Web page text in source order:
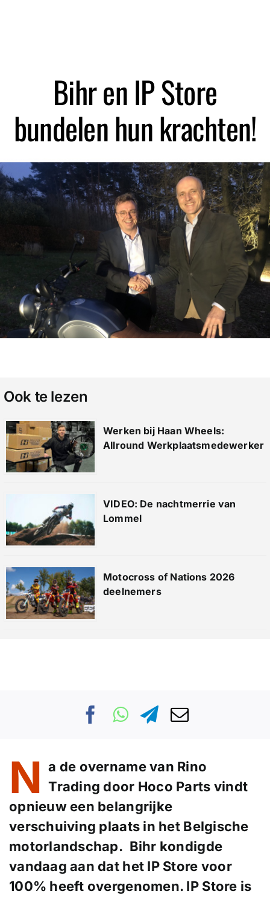
Bihr en IP Store
bundelen hun krachten!
Ook te lezen
Werken bij Haan Wheels:
Allround Werkplaatsmedewerker
VIDEO: De nachtmerrie van
Lommel
Motocross of Nations 2026
deelnemers
N a de overname van Rino
Trading door Hoco Parts vindt
opnieuw een belangrijke
verschuiving plaats in het Belgische
motorlandschap. Bihr kondigde
vandaag aan dat het IP Store voor
100% heeft overgenomen. IP Store is